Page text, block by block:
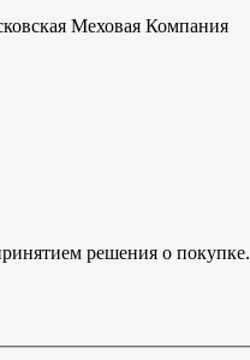
Меховая Компания
решения о покупке.